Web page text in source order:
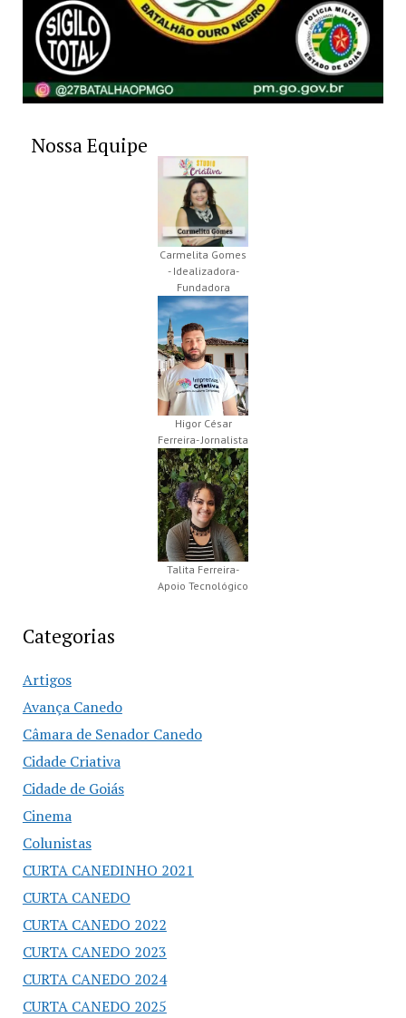
Nossa Equipe
Carmelita Gomes
- Idealizadora-
Fundadora
Higor César
Ferreira- Jornalista
Talita Ferreira-
Apoio Tecnológico
Categorias
Artigos
Avança Canedo
Câmara de Senador Canedo
Cidade Criativa
Cidade de Goiás
Cinema
Colunistas
CURTA CANEDINHO 2021
CURTA CANEDO
CURTA CANEDO 2022
CURTA CANEDO 2023
CURTA CANEDO 2024
CURTA CANEDO 2025